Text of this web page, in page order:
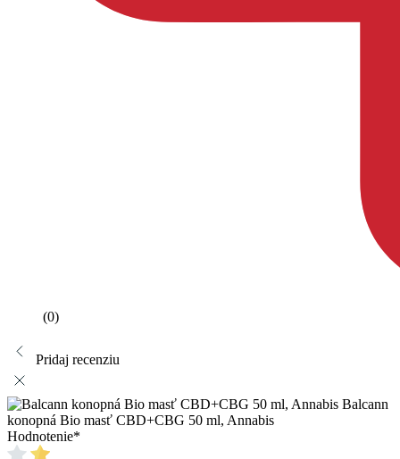
(0)
Pridaj recenziu
Balcann
konopná Bio masť CBD+CBG 50 ml, Annabis
Hodnotenie*